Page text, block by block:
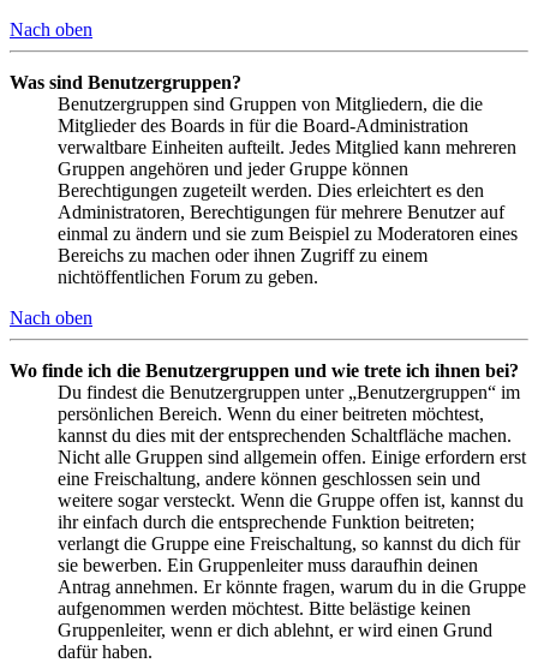
Nach oben
Was sind Benutzergruppen?
Benutzergruppen sind Gruppen von Mitgliedern, die die
Mitglieder des Boards in für die Board-Administration
verwaltbare Einheiten aufteilt. Jedes Mitglied kann mehreren
Gruppen angehören und jeder Gruppe können
Berechtigungen zugeteilt werden. Dies erleichtert es den
Administratoren, Berechtigungen für mehrere Benutzer auf
einmal zu ändern und sie zum Beispiel zu Moderatoren eines
Bereichs zu machen oder ihnen Zugriff zu einem
nichtöffentlichen Forum zu geben.
Nach oben
Wo finde ich die Benutzergruppen und wie trete ich ihnen bei?
Du findest die Benutzergruppen unter „Benutzergruppen“ im
persönlichen Bereich. Wenn du einer beitreten möchtest,
kannst du dies mit der entsprechenden Schaltfläche machen.
Nicht alle Gruppen sind allgemein offen. Einige erfordern erst
eine Freischaltung, andere können geschlossen sein und
weitere sogar versteckt. Wenn die Gruppe offen ist, kannst du
ihr einfach durch die entsprechende Funktion beitreten;
verlangt die Gruppe eine Freischaltung, so kannst du dich für
sie bewerben. Ein Gruppenleiter muss daraufhin deinen
Antrag annehmen. Er könnte fragen, warum du in die Gruppe
aufgenommen werden möchtest. Bitte belästige keinen
Gruppenleiter, wenn er dich ablehnt, er wird einen Grund
dafür haben.